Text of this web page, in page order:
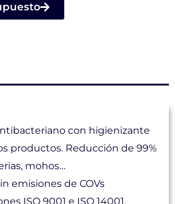
con higienizante
productos. Reducción de 99%
mohos…
emisiones de COVs
ISO 9001 e ISO 14001.